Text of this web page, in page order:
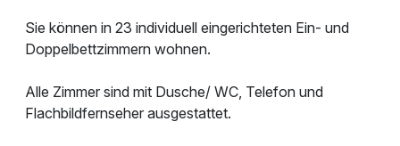
Sie können in 23 individuell eingerichteten Ein- und
Doppelbettzimmern wohnen.
Alle Zimmer sind mit Dusche/ WC, Telefon und
Flachbildfernseher ausgestattet.